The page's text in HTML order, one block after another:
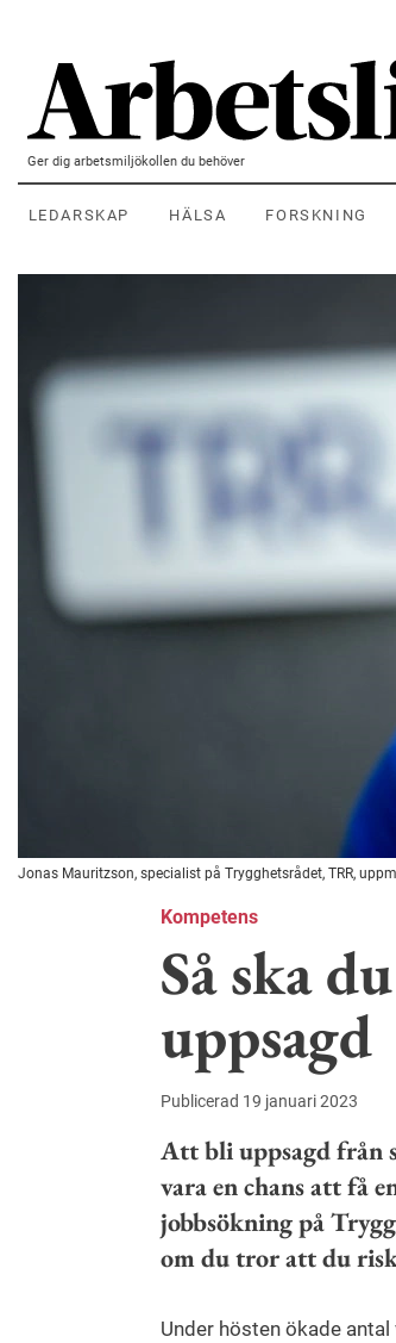
Ger dig arbetsmiljökollen du behöver
LEDARSKAP HÄLSA FORSKNING
Jonas Mauritzson, specialist på Trygghetsrådet, TRR,
Kompetens
Så ska
uppsagd
Publicerad 19 januari 2023
Att bli uppsagd från
vara en chans att få
jobbsökning på
om du tror att du
Under hösten ökade